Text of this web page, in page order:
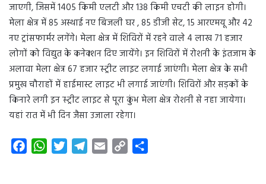
जाएगी, जिसमें 1405 किमी एलटी और 138 किमी एचटी की लाइन होगी।
मेला क्षेत्र में 85 अस्थाई नए बिजली घर , 85 डीजी सेट, 15 आरएमयू और 42
नए ट्रांसफार्मर लगेंगे। मेला क्षेत्र में शिविरों में रहने वाले 4 लाख 71 हजार
लोगों को विद्युत के कनेक्शन दिए जायेंगे। इन शिविरों में रोशनी के इंतजाम के
अलावा मेला क्षेत्र 67 हजार स्ट्रीट लाइट लगाई जाएंगी। मेला क्षेत्र के सभी
प्रमुख चौराहों में हाईमास्ट लाइट भी लगाई जाएंगी। शिविरों और सड़कों के
किनारे लगी इन स्ट्रीट लाइट से पूरा कुंभ मेला क्षेत्र रोशनी से नहा जायेगा।
यहां रात में भी दिन जैसा उजाला रहेगा।
W